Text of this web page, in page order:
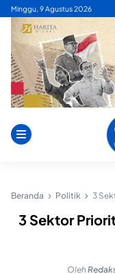
Skip
content
Minggu, 9 Agustus 2026
Beranda Politik 3
3 Sektor
Oleh